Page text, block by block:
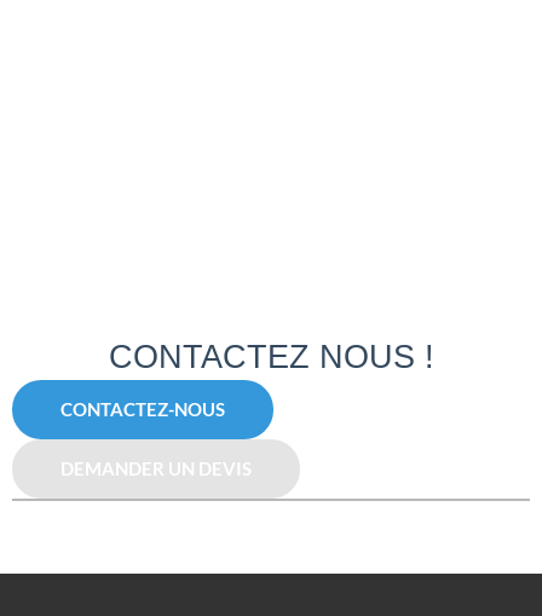
CONTACTEZ NOUS !
CONTACTEZ-NOUS
DEMANDER UN DEVIS